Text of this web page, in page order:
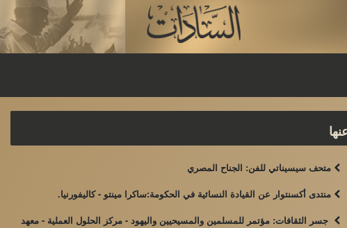
متحف سيسيناتي للفن: الجناح المصري
منتدى أكسنتوار عن القيادة النسائية في الحكومة:ساكرا مينتو - كاليفورنيا.
جسر الثقافات: مؤتمر للمسلمين والمسيحيين واليهود - مركز الحلول العملية - معهد